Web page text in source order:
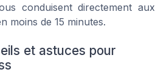
conduisent directement aux
moins de 15 minutes.
et astuces pour